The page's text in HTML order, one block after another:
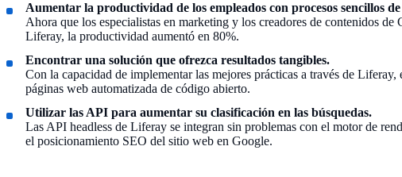
Aumentar la productividad de los empleados con procesos sencillos
Ahora que los especialistas en marketing y los creadores de contenidos
Liferay, la productividad aumentó en 80%.
Encontrar una solución que ofrezca resultados tangibles.
Con la capacidad de implementar las mejores prácticas a través de
páginas web automatizada de código abierto.
Utilizar las API para aumentar su clasificación en las búsquedas.
Las API headless de Liferay se integran sin problemas con el motor de
el posicionamiento SEO del sitio web en Google.